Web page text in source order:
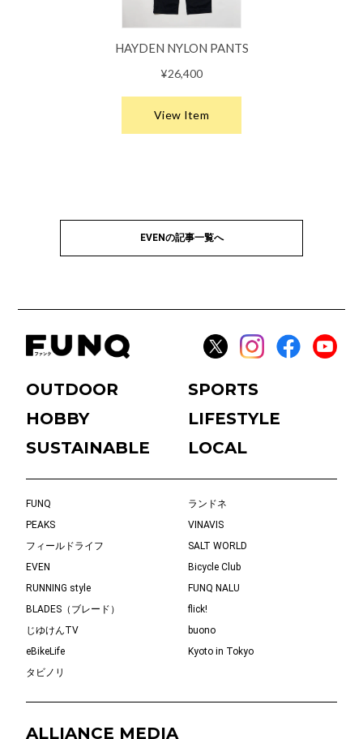
EVENの記事一覧へ
OUTDOOR
SPORTS
HOBBY
LIFESTYLE
SUSTAINABLE
LOCAL
FUNQ
ランドネ
PEAKS
VINAVIS
フィールドライフ
SALT WORLD
EVEN
Bicycle Club
RUNNING style
FUNQ NALU
BLADES（ブレード）
flick!
じゆけんTV
buono
eBikeLife
Kyoto in Tokyo
タビノリ
ALLIANCE MEDIA